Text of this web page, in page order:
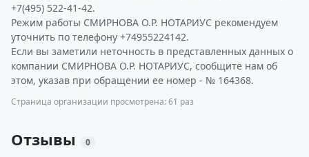
+7(495) 522-41-42.
Режим работы СМИРНОВА О.Р. НОТАРИУС рекомендуем
уточнить по телефону +74955224142.
Если вы заметили неточность в представленных данных о
компании СМИРНОВА О.Р. НОТАРИУС, сообщите нам об
этом, указав при обращении ее номер - № 164368.
Страница организации просмотрена: 61 раз
Отзывы 0